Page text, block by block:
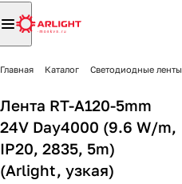
Главная Каталог Светодиодные ленты
Лента RT-A120-5mm
24V Day4000 (9.6 W/m,
IP20, 2835, 5m)
(Arlight, узкая)